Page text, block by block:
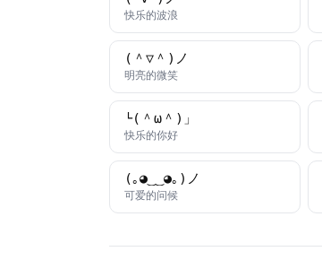
快乐的波浪
(＾▽＾)ノ
明亮的微笑颜文字
└(＾ω＾)」
快乐的你好颜文字
(｡◕‿‿◕｡)ノ
可爱的问候颜文字